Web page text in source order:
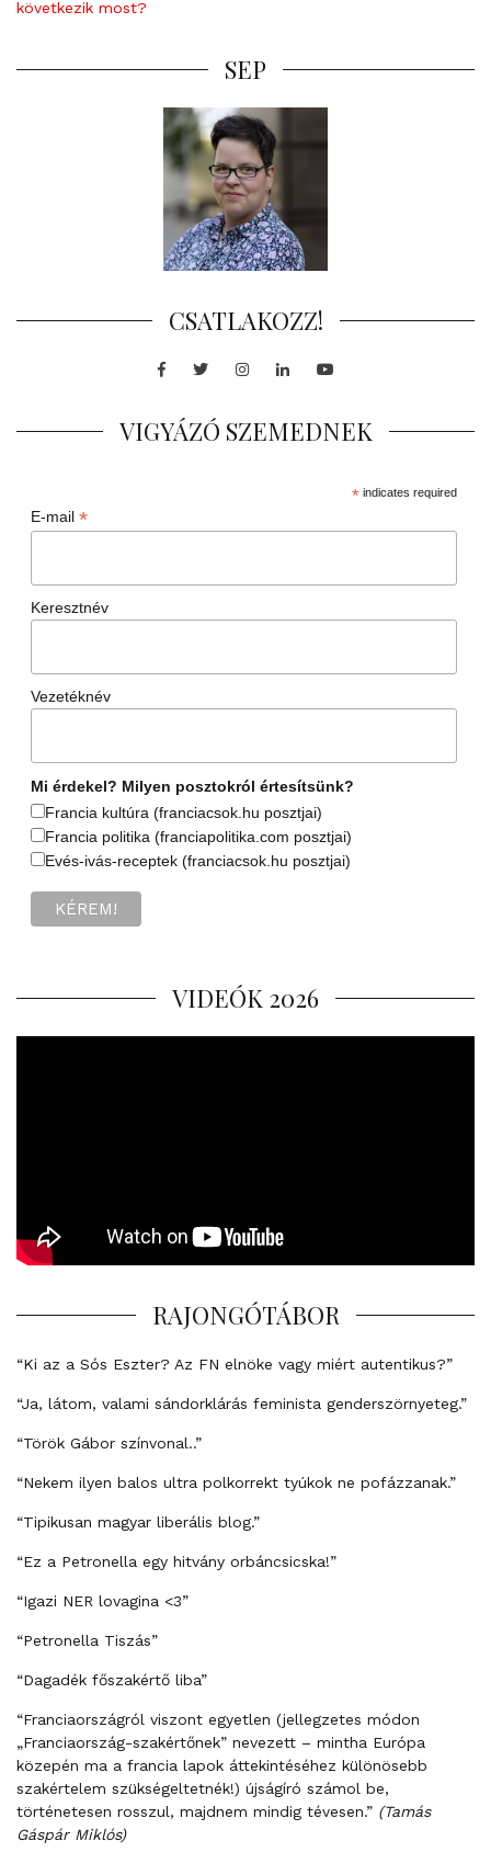
következik most?
SEP
CSATLAKOZZ!
Facebook
TwitterInstagram
LinkedInYoutube
VIGYÁZÓ SZEMEDNEK
*indicates required
E-mail *
Keresztnév
Vezetéknév
Mi érdekel? Milyen posztokról értesítsünk?
Francia kultúra (franciacsok.hu posztjai)
Francia politika (franciapolitika.com posztjai)
Evés-ivás-receptek (franciacsok.hu posztjai)
VIDEÓK 2026
RAJONGÓTÁBOR
“Ki az a Sós Eszter? Az FN elnöke vagy miért autentikus?”
“Ja, látom, valami sándorklárás feminista genderszörnyeteg.”
“Török Gábor színvonal..”
“Nekem ilyen balos ultra polkorrekt tyúkok ne pofázzanak.”
“Tipikusan magyar liberális blog.”
“Ez a Petronella egy hitvány orbáncsicska!”
“Igazi NER lovagina <3”
“Petronella Tiszás”
“Dagadék főszakértő liba”
“Franciaországról viszont egyetlen (jellegzetes módon
„Franciaország-szakértőnek” nevezett – mintha Európa
közepén ma a francia lapok áttekintéséhez különösebb
szakértelem szükségeltetnék!) újságíró számol be,
történetesen rosszul, majdnem mindig tévesen.” (Tamás
Gáspár Miklós)